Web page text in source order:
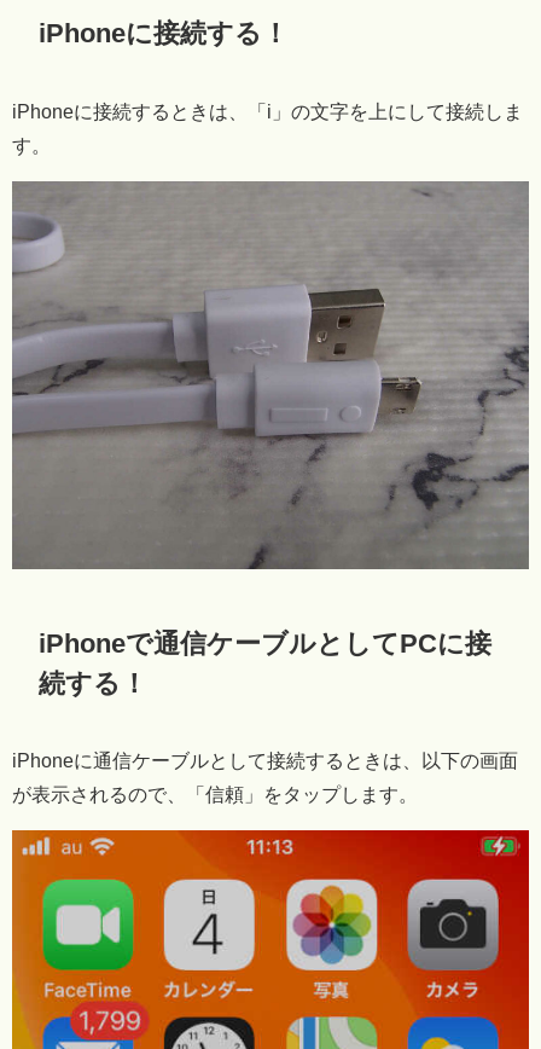
iPhoneに接続する！
iPhoneに接続するときは、「i」の文字を上にして接続しま
す。
iPhoneで通信ケーブルとしてPCに接
続する！
iPhoneに通信ケーブルとして接続するときは、以下の画面
が表示されるので、「信頼」をタップします。